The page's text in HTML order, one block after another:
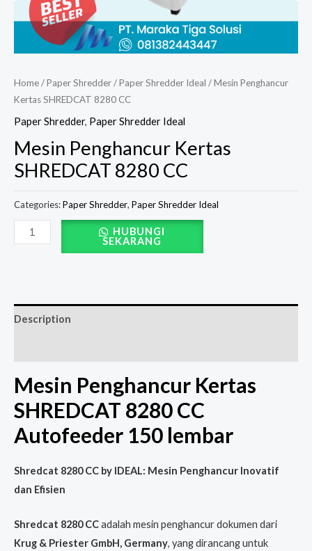
Home/Paper Shredder/Paper Shredder Ideal / Mesin Penghancur
Kertas SHREDCAT 8280 CC
Paper Shredder, Paper Shredder Ideal
Mesin Penghancur Kertas
SHREDCAT 8280 CC
Categories:Paper Shredder, Paper Shredder Ideal
HUBUNGI
SEKARANG
Description
Mesin Penghancur Kertas
SHREDCAT 8280 CC
Autofeeder 150 lembar
Shredcat 8280 CC by IDEAL: Mesin Penghancur Inovatif
dan Efisien
Shredcat 8280 CCadalah mesin penghancur dokumen dari
Krug & Priester GmbH, Germany, yang dirancang untuk